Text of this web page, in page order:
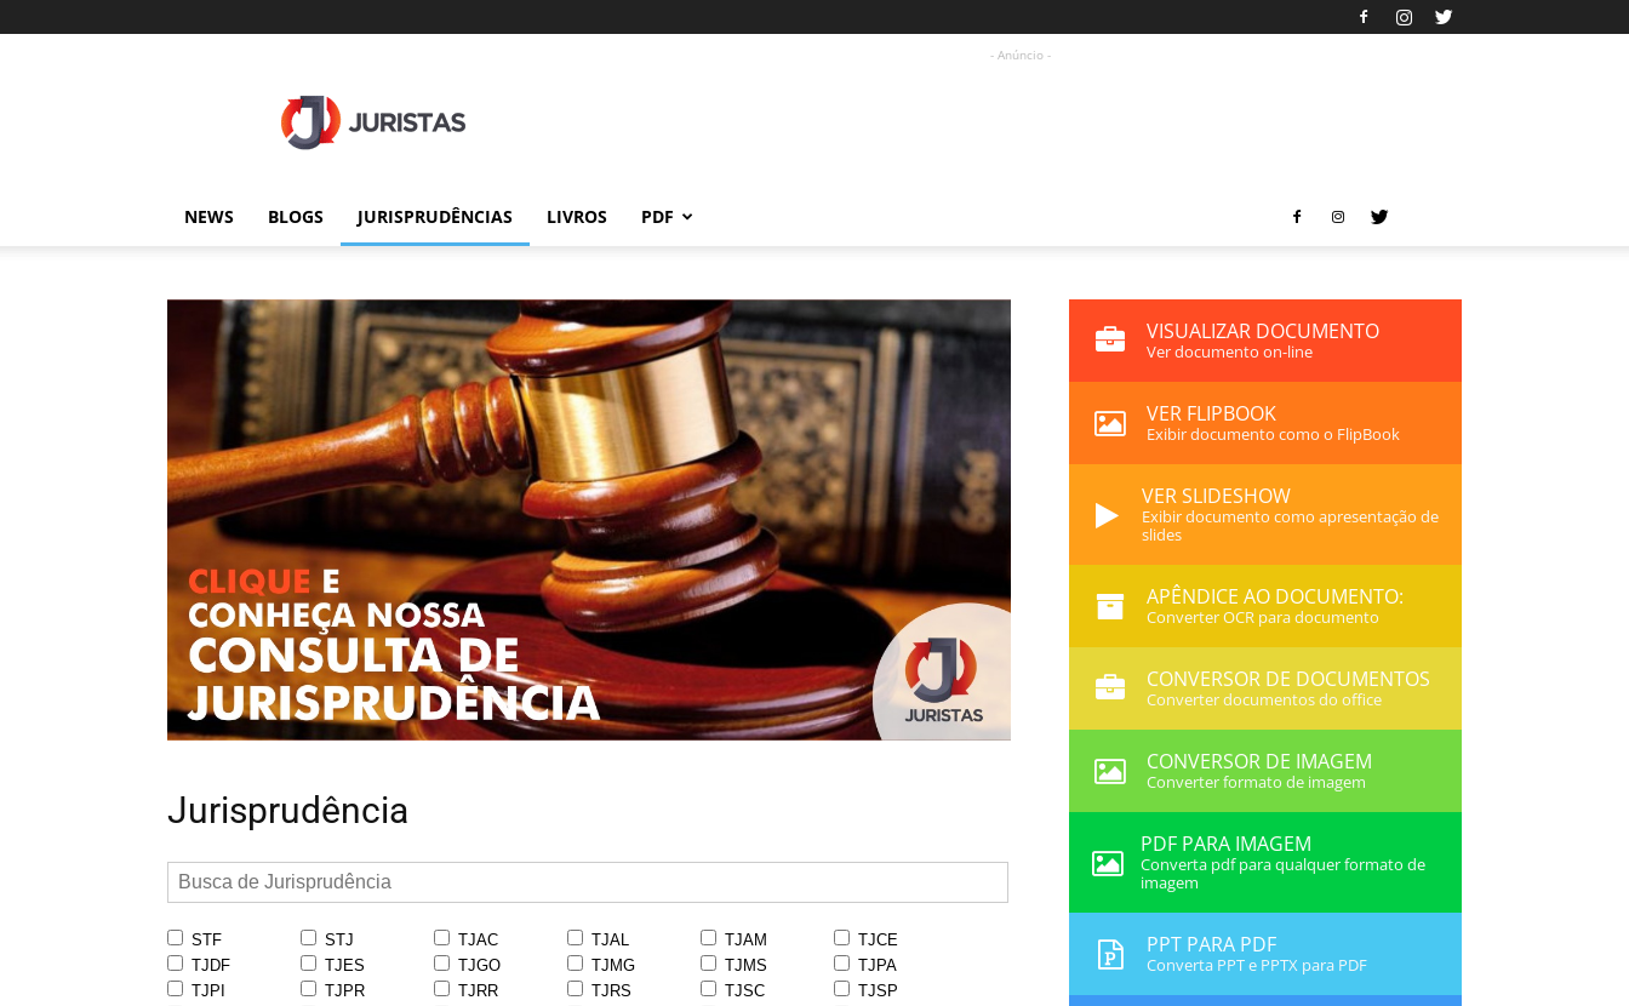
- Anúncio -
NEWS BLOGS JURISPRUDÊNCIAS LIVROS PDF
Jurisprudência
STF STJ TJAC TJAL TJAM
TJCE
TJDF
TJES TJGO TJMG TJMS
TJPA
TJPI
TJPR TJRR TJRS TJSC
TJSP
VISUALIZAR DOCUMENTO
Ver documento on-line
VER FLIPBOOK
Exibir documento como o FlipBook
VER SLIDESHOW
Exibir documento como apresentação de
slides
APÊNDICE AO DOCUMENTO:
Converter OCR para documento
CONVERSOR DE DOCUMENTOS
Converter documentos do office
CONVERSOR DE IMAGEM
Converter formato de imagem
PDF PARA IMAGEM
Converta pdf para qualquer formato de
imagem
PPT PARA PDF
Converta PPT e PPTX para PDF